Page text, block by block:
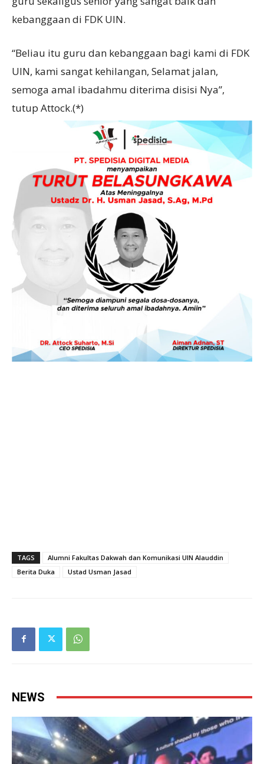
kebanggaan di FDK UIN.
“Beliau itu guru dan kebanggaan bagi kami di FDK
UIN, kami sangat kehilangan, Selamat jalan,
semoga amal ibadahmu diterima disisi Nya”,
tutup Attock.(*)
TAGS
Alumni Fakultas Dakwah dan Komunikasi UIN Alauddin
Berita Duka
Ustad Usman Jasad
NEWS